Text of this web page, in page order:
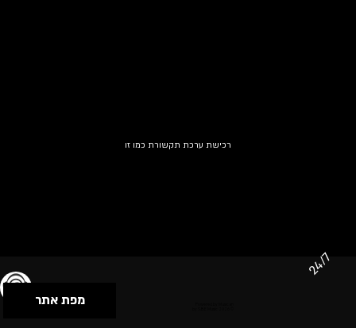
רכישת ערכת תקשורת כמו זו
מפת אתר
24/7